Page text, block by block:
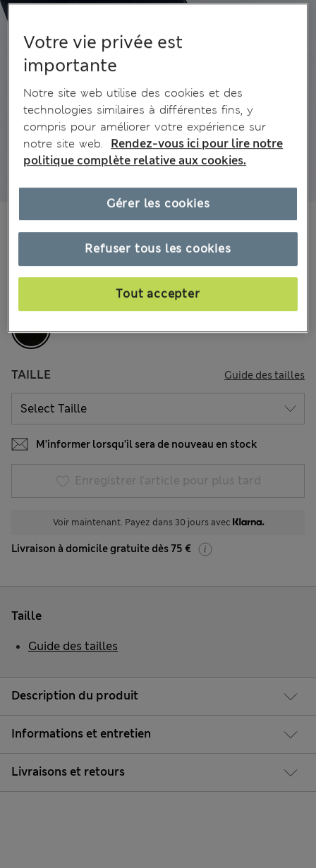
5 les commentaires reçus
€125,00 Tous les prix incluent les taxes et les frais de douanes
COULEUR: Charbon Assorti
TAILLE Guide des tailles
M’informer lorsqu’il sera de nouveau en stock
Enregistrer l’article pour plus tard
Voir maintenant. Payez dans 30 jours avec
Livraison à domicile gratuite dès 75 €
Description du produit
Informations et entretien
Livraisons et retours
Taille
Guide des tailles
Votre vie privée est
importante
Notre site web utilise des cookies et des
technologies similaires à différentes fins, y
compris pour améliorer votre expérience sur
notre site web.
Rendez-vous ici pour lire notre
politique complète relative aux cookies.
Refuser tous les cookies
Tout accepter
Gérer les cookies